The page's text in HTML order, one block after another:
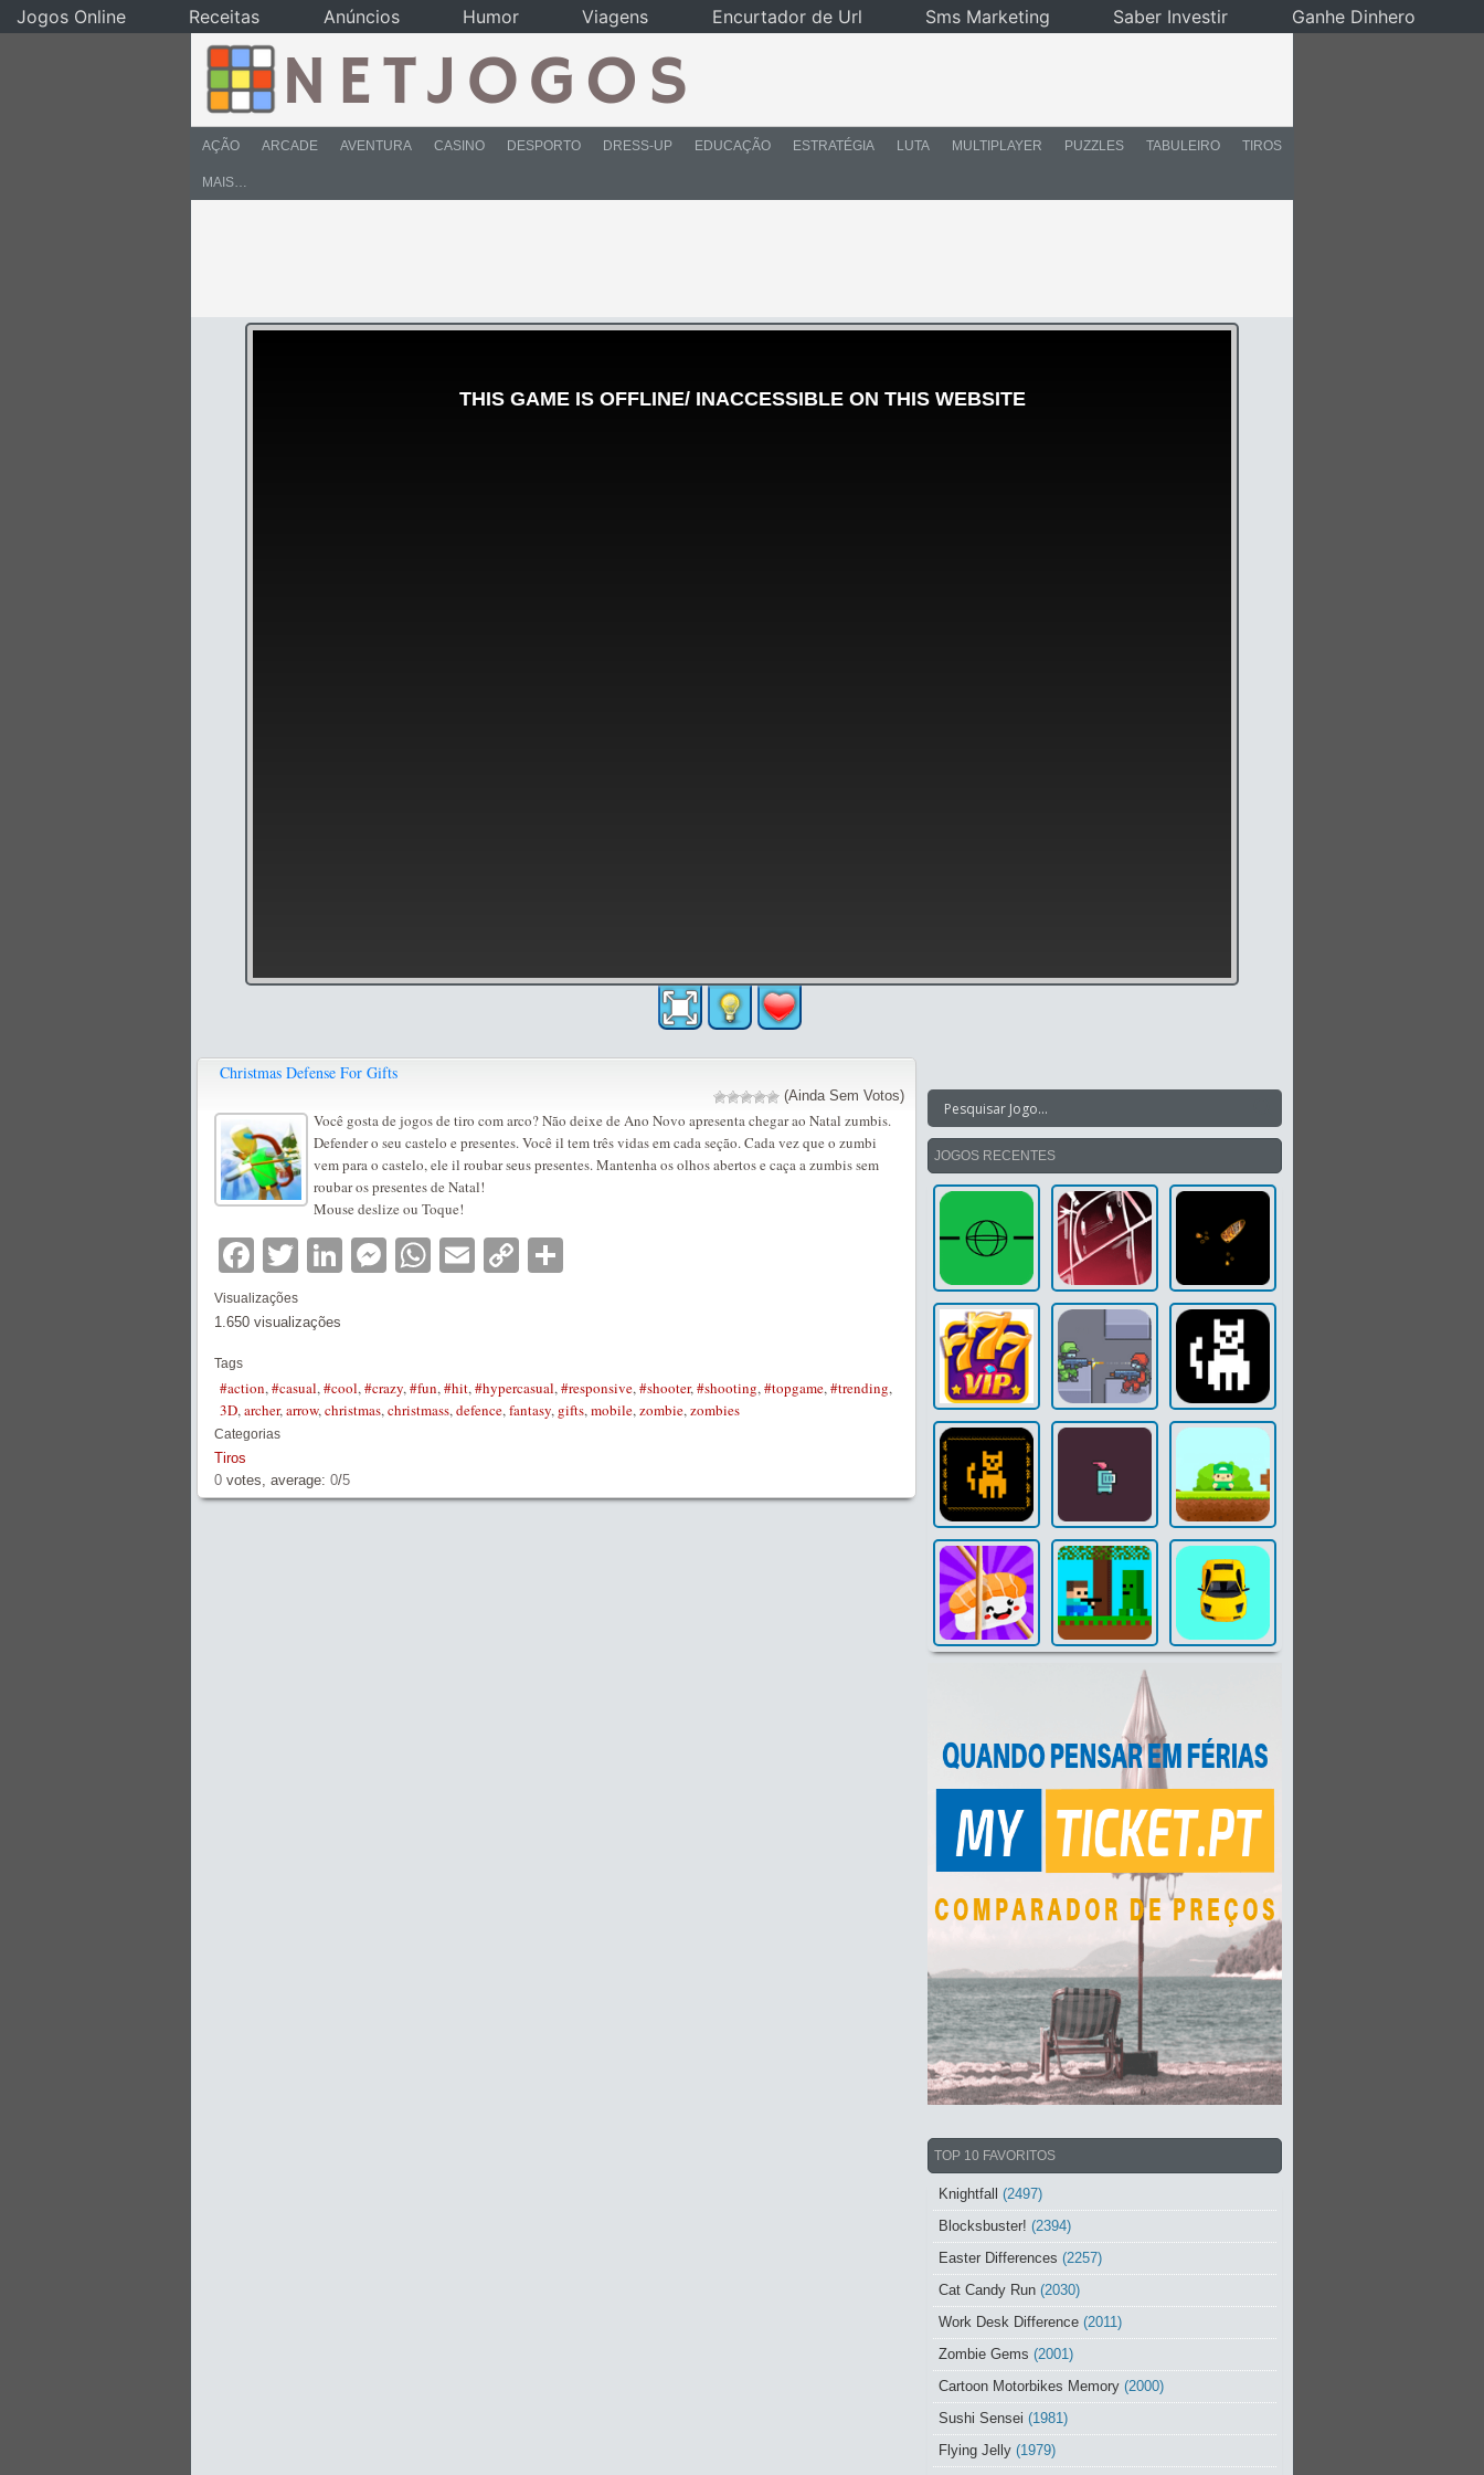
AÇÃO ARCADE AVENTURA CASINO DESPORTO DRESS-UP EDUCAÇÃO ESTRATÉGIA LUTA MULTIPLAYER PUZZLES TABULEIRO TIROS
MAIS…
Christmas Defense For Gifts
(Ainda Sem Votos)
Você gosta de jogos de tiro com arco? Não deixe de Ano Novo apresenta chegar ao Natal zumbis.
Defender o seu castelo e presentes. Você il tem três vidas em cada seção. Cada vez que o zumbi
vem para o castelo, ele il roubar seus presentes. Mantenha os olhos abertos e caça a zumbis sem
roubar os presentes de Natal!
Mouse deslize ou Toque!
Facebook
TwitterLinkedIn
Messenger
WhatsApp
EmailCopy
Visualizações
1.650 visualizações
Tags
#action,#casual,#cool,#crazy,#fun,#hit,#hypercasual,#responsive,#shooter,#shooting,#topgame,#trending,
3D,archer,arrow,christmas,christmass,defence,fantasy, gifts,mobile,zombie,zombies
Categorias
Tiros
0 votes, average: 0/5
JOGOS RECENTES
TOP 10 FAVORITOS
Knightfall (2497)
Blocksbuster! (2394)
Easter Differences (2257)
Cat Candy Run (2030)
Work Desk Difference (2011)
Zombie Gems (2001)
Cartoon Motorbikes Memory (2000)
Sushi Sensei (1981)
Flying Jelly (1979)
Jogos Online Receitas Anúncios Humor Viagens Encurtador de Url Sms Marketing Saber Investir Ganhe Dinhero